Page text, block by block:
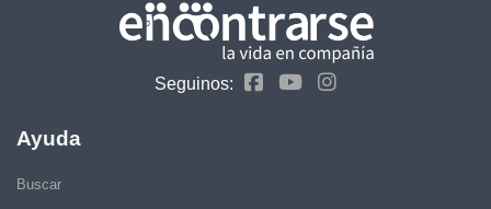
Seguinos:
Ayuda
Buscar